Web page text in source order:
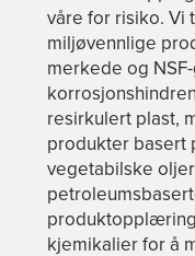
våre for risiko. Vi
miljøvennlige
merkede og
resirkulert plast,
produkter basert
vegetabilske
kjemikalier for å